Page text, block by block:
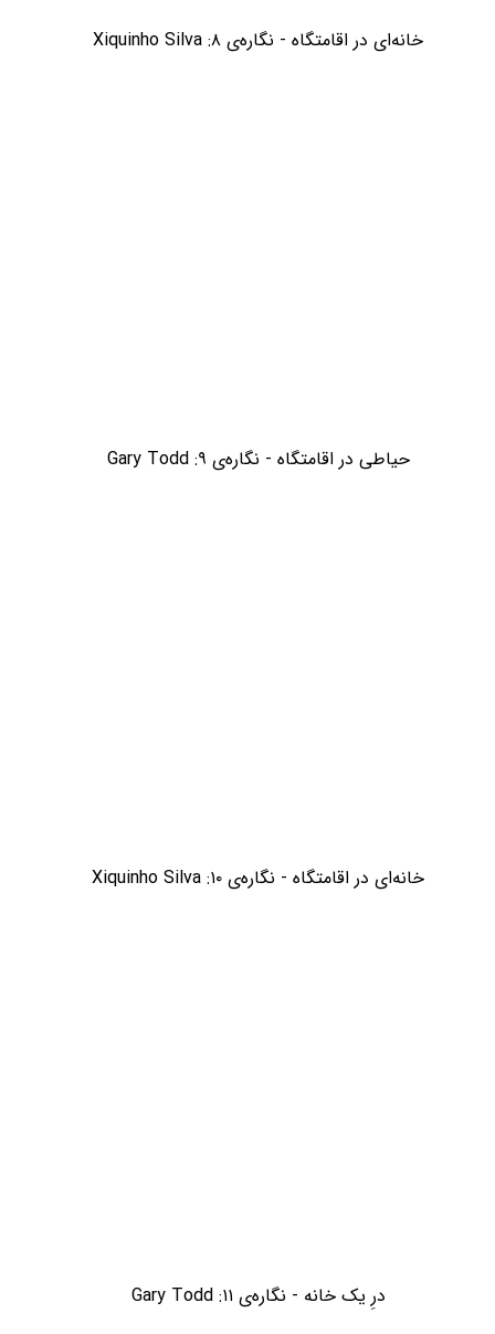
خانه‌ای در اقامتگاه - نگاره‌ی ۸: Xiquinho Silva
حیاطی در اقامتگاه - نگاره‌ی ۹: Gary Todd
خانه‌ای در اقامتگاه - نگاره‌ی ۱۰: Xiquinho Silva
درِ یک خانه - نگاره‌ی ۱۱: Gary Todd